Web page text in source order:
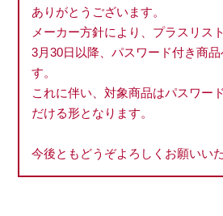
ありがとうございます。
メーカー方針により、プラスリス
3月30日以降、パスワード付き商
す。
これに伴い、対象商品はパスワー
だける形となります。
今後ともどうぞよろしくお願いい